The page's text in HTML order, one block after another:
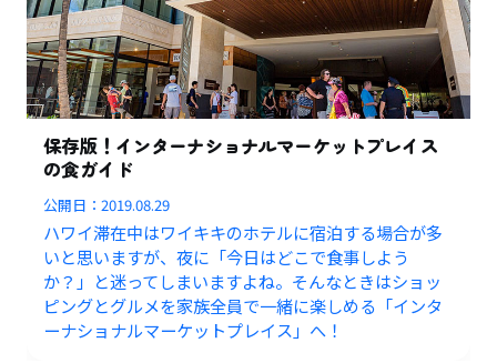
保存版！インターナショナルマーケットプレイス
の食ガイド
公開日：2019.08.29
ハワイ滞在中はワイキキのホテルに宿泊する場合が多
いと思いますが、夜に「今日はどこで食事しよう
か？」と迷ってしまいますよね。そんなときはショッ
ピングとグルメを家族全員で一緒に楽しめる「インタ
ーナショナルマーケットプレイス」へ！